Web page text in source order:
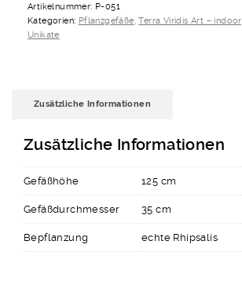
051
Menge
Artikelnummer: P-051
Kategorien: Pflanzgefäße ,Terra Viridis Art – indoor,
Unikate
Zusätzliche Informationen
Zusätzliche Informationen
Gefäßhöhe 125 cm
Gefäßdurchmesser 35 cm
Bepflanzung echte Rhipsalis